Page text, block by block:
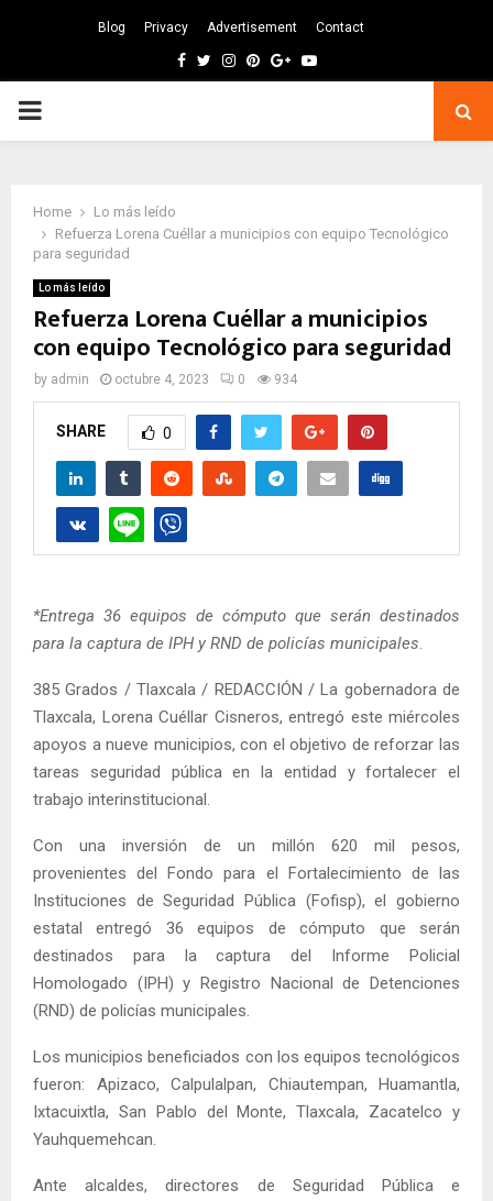
Blog Privacy Advertisement Contact
Facebook
TwitterInstagram
Pinterest
GoogleYoutube
PRIMARY
Home
Lo más leído
Refuerza Lorena Cuéllar a municipios con equipo Tecnológico
para seguridad
Lo más leído
Refuerza Lorena Cuéllar a municipios
con equipo Tecnológico para seguridad
by admin octubre 4, 2023 0 934
SHARE 0
*Entrega 36 equipos de cómputo que serán destinados
para la captura de IPH y RND de policías municipales
385 Grados / Tlaxcala / REDACCIÓN / La gobernadora de
Tlaxcala, Lorena Cuéllar Cisneros, entregó este miércoles
apoyos a nueve municipios, con el objetivo de reforzar las
tareas seguridad pública en la entidad y fortalecer el
trabajo interinstitucional.
Con una inversión de un millón 620 mil pesos,
provenientes del Fondo para el Fortalecimiento de las
Instituciones de Seguridad Pública (Fofisp), el gobierno
estatal entregó 36 equipos de cómputo que serán
destinados para la captura del Informe Policial
Homologado (IPH) y Registro Nacional de Detenciones
(RND) de policías municipales.
Los municipios beneficiados con los equipos tecnológicos
fueron: Apizaco, Calpulalpan, Chiautempan, Huamantla,
Ixtacuixtla, San Pablo del Monte, Tlaxcala, Zacatelco y
Yauhquemehcan.
Ante alcaldes, directores de Seguridad Pública e